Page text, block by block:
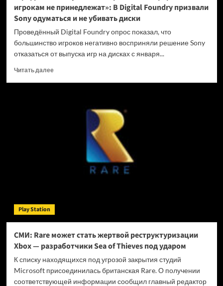
игрокам не принедлежат»: В Digital Foundry призвали
Sony одуматься и не убивать диски
Проведённый Digital Foundry опрос показал, что
большинство игроков негативно восприняли решение Sony
отказаться от выпуска игр на дисках с января...
Читать далееПрочитать
платформах
принедлежат»:
не
убивать
диски
Play Station
СМИ: Rare может стать жертвой реструктуризации
Xbox — разработчики Sea of Thieves под ударом
К списку находящихся под угрозой закрытия студий
Microsoft присоединилась британская Rare. О получении
соответствующей информации сообщил главный редактор